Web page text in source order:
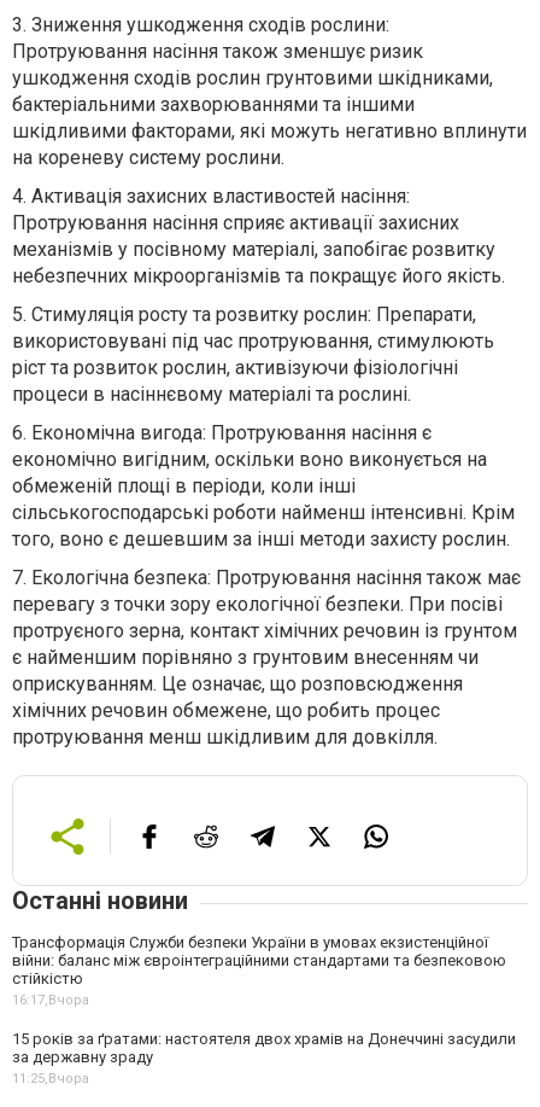
3. Зниження ушкодження сходів рослини:
Протруювання насіння також зменшує ризик
ушкодження сходів рослин грунтовими шкідниками,
бактеріальними захворюваннями та іншими
шкідливими факторами, які можуть негативно вплинути
на кореневу систему рослини.
4. Активація захисних властивостей насіння:
Протруювання насіння сприяє активації захисних
механізмів у посівному матеріалі, запобігає розвитку
небезпечних мікроорганізмів та покращує його якість.
5. Стимуляція росту та розвитку рослин: Препарати,
використовувані під час протруювання, стимулюють
ріст та розвиток рослин, активізуючи фізіологічні
процеси в насіннєвому матеріалі та рослині.
6. Економічна вигода: Протруювання насіння є
економічно вигідним, оскільки воно виконується на
обмеженій площі в періоди, коли інші
сільськогосподарські роботи найменш інтенсивні. Крім
того, воно є дешевшим за інші методи захисту рослин.
7. Екологічна безпека: Протруювання насіння також має
перевагу з точки зору екологічної безпеки. При посіві
протруєного зерна, контакт хімічних речовин із грунтом
є найменшим порівняно з грунтовим внесенням чи
оприскуванням. Це означає, що розповсюдження
хімічних речовин обмежене, що робить процес
протруювання менш шкідливим для довкілля.
Останні новини
Трансформація Служби безпеки України в умовах екзистенційної
війни: баланс між євроінтеграційними стандартами та безпековою
стійкістю
16:17, Вчора
15 років за ґратами: настоятеля двох храмів на Донеччині засудили
за державну зраду
11:25, Вчора